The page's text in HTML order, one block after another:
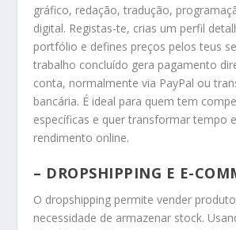
gráfico, redação, tradução,
digital. Registas-te, crias um perfil
portfólio e defines preços pelos teus
trabalho concluído gera pagamento
conta, normalmente via PayPal ou
bancária. É ideal para quem tem
específicas e quer transformar tempo
rendimento online.
– DROPSHIPPING E E-
O dropshipping permite vender
necessidade de armazenar stock.